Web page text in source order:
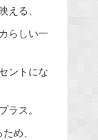
える、
らしい一
ントにな
ラス。
め、